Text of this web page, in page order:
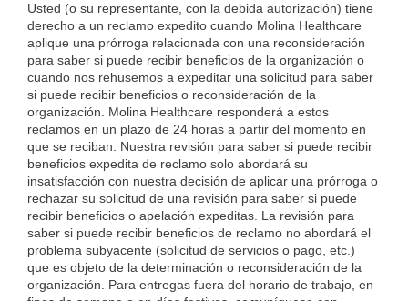
Usted (o su representante, con la debida autorización) tiene
derecho a un reclamo expedito cuando Molina Healthcare
aplique una prórroga relacionada con una reconsideración
para saber si puede recibir beneficios de la organización o
cuando nos rehusemos a expeditar una solicitud para saber
si puede recibir beneficios o reconsideración de la
organización. Molina Healthcare responderá a estos
reclamos en un plazo de 24 horas a partir del momento en
que se reciban. Nuestra revisión para saber si puede recibir
beneficios expedita de reclamo solo abordará su
insatisfacción con nuestra decisión de aplicar una prórroga o
rechazar su solicitud de una revisión para saber si puede
recibir beneficios o apelación expeditas. La revisión para
saber si puede recibir beneficios de reclamo no abordará el
problema subyacente (solicitud de servicios o pago, etc.)
que es objeto de la determinación o reconsideración de la
organización. Para entregas fuera del horario de trabajo, en